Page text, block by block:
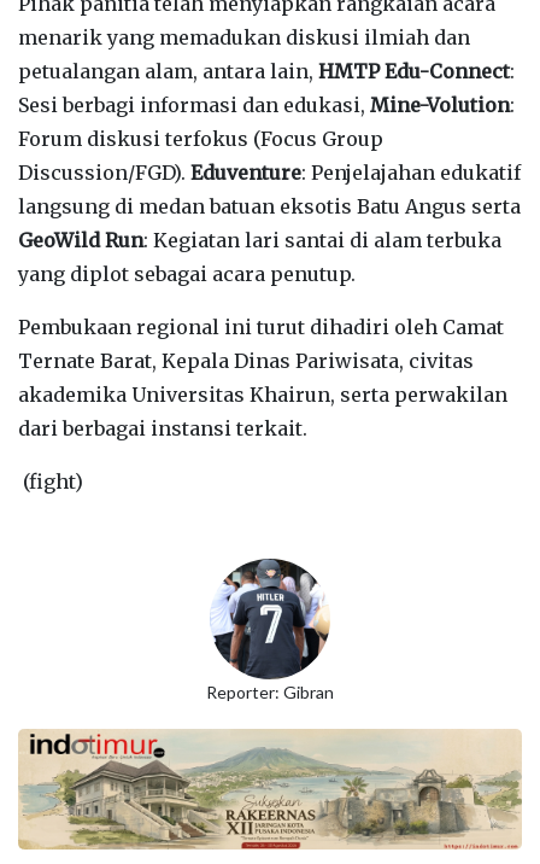
menarik yang memadukan diskusi ilmiah dan
petualangan alam, antara lain, HMTP Edu-Connect:
Sesi berbagi informasi dan edukasi, Mine-Volution:
Forum diskusi terfokus (Focus Group
Discussion/FGD). Eduventure: Penjelajahan edukatif
langsung di medan batuan eksotis Batu Angus serta
GeoWild Run: Kegiatan lari santai di alam terbuka
yang diplot sebagai acara penutup.
Pembukaan regional ini turut dihadiri oleh Camat
Ternate Barat, Kepala Dinas Pariwisata, civitas
akademika Universitas Khairun, serta perwakilan
dari berbagai instansi terkait.
(fight)
Reporter: Gibran